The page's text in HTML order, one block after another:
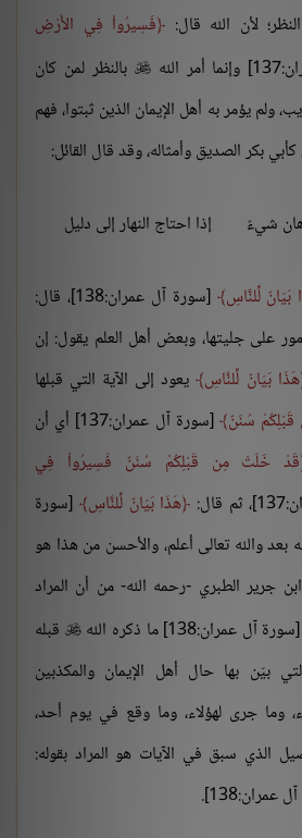
لأن الله قال:
فَسِيرُواْ فِي الأَرْضِ
 بالنظر لمن كان
ولم يؤمر به أهل الإيمان الذين ثبتوا، فهم
بكر الصديق وأمثاله، وقد قال القائل:
شيءٌ إذا احتاج النهار إلى دليل
بَيَانٌ لِّلنَّاسِ
[سورة آل عمران:138]، قال:
على جليتها، وبعض أهل العلم يقول: إن
هَذَا بَيَانٌ لِّلنَّاسِ يعود إلى الآية التي قبلها
سُنَنٌ
[سورة آل عمران:137] أي أن
قَدْ خَلَتْ مِن قَبْلِكُمْ سُنَنٌ فَسِيرُواْ فِي
هَذَا بَيَانٌ لِّلنَّاسِ [سورة
وهذا فيه بعد والله تعالى أعلم، والأحسن من هذا هو
جرير الطبري -رحمه الله- من أن المراد
آل عمران:138] ما ذكره الله  قبله
بيّن بها حال أهل الإيمان والمكذبين
وما جرى لهؤلاء، وما وقع في يوم أحد،
الذي سبق في الآيات هو المراد بقوله:
عمران:138].